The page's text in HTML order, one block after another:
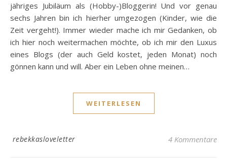
jähriges Jubiläum als (Hobby-)Bloggerin! Und vor genau
sechs Jahren bin ich hierher umgezogen (Kinder, wie die
Zeit vergeht!). Immer wieder mache ich mir Gedanken, ob
ich hier noch weitermachen möchte, ob ich mir den Luxus
eines Blogs (der auch Geld kostet, jeden Monat) noch
gönnen kann und will. Aber ein Leben ohne meinen…
WEITERLESEN
rebekkasloveletter 4 Kommentare